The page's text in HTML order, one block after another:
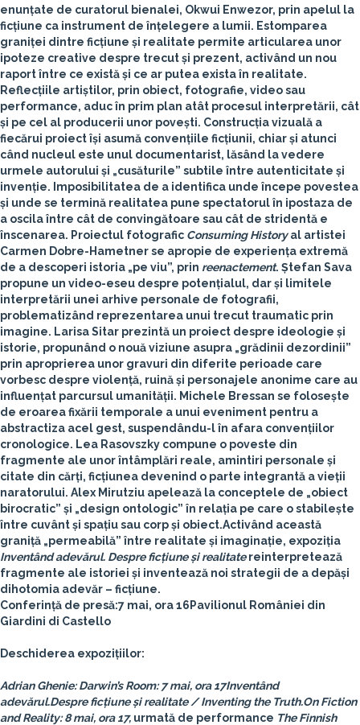
enunțate de curatorul bienalei, Okwui Enwezor, prin apelul la
ficțiune ca instrument de înțelegere a lumii. Estomparea
graniței dintre ficțiune și realitate permite articularea unor
ipoteze creative despre trecut și prezent, activând un nou
raport între ce există și ce ar putea exista în realitate.
Reflecțiile artiștilor, prin obiect, fotografie, video sau
performance, aduc în prim plan atât procesul interpretării, cât
și pe cel al producerii unor povești. Construcția vizuală a
fiecărui proiect își asumă convențiile ficțiunii, chiar și atunci
când nucleul este unul documentarist, lăsând la vedere
urmele autorului și „cusăturile” subtile între autenticitate și
invenție. Imposibilitatea de a identifica unde începe povestea
și unde se termină realitatea pune spectatorul în ipostaza de
a oscila între cât de convingătoare sau cât de stridentă e
înscenarea. Proiectul fotografic Consuming Historyal artistei
Carmen Dobre-Hametnerse apropie de experiența extremă
de a descoperi istoria „pe viu”, prin reenactement. Ștefan Sava
propune un video-eseu despre potențialul, dar și limitele
interpretării unei arhive personale de fotografii,
problematizând reprezentarea unui trecut traumatic prin
imagine. Larisa Sitar prezintă un proiect despre ideologie și
istorie, propunând o nouă viziune asupra „grădinii dezordinii”
prin aproprierea unor gravuri din diferite perioade care
vorbesc despre violență, ruină și personajele anonime care au
influențat parcursul umanității. Michele Bressan se folosește
de eroarea fixării temporale a unui eveniment pentru a
abstractiza acel gest, suspendându-l în afara convențiilor
cronologice. Lea Rasovszky compune o poveste din
fragmente ale unor întâmplări reale, amintiri personale și
citate din cărți, ficțiunea devenind o parte integrantă a vieții
naratorului. Alex Mirutziu apelează la conceptele de „obiect
birocratic” și „design ontologic” în relația pe care o stabilește
între cuvânt și spațiu sau corp și obiect.Activând această
graniță „permeabilă” între realitate și imaginație, expoziția
Inventând adevărul. Despre ficțiune și realitatereinterpretează
fragmente ale istoriei și inventează noi strategii de a depăși
dihotomia adevăr – ficțiune.
Conferință de presă:7 mai, ora 16 Pavilionul României din
Giardini di Castello
Deschiderea expozițiilor:
Adrian Ghenie: Darwin’s Room: 7 mai, ora 17Inventând
adevărul.Despre ficțiune și realitate / Inventing the Truth.On Fiction
and Reality: 8 mai, ora 17, urmată de performance The Finnish